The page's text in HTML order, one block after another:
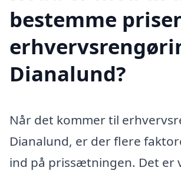
bestemme
Dianalund?
Når det kommer til
Dianalund, er der flere
ind på prissætningen. Det er